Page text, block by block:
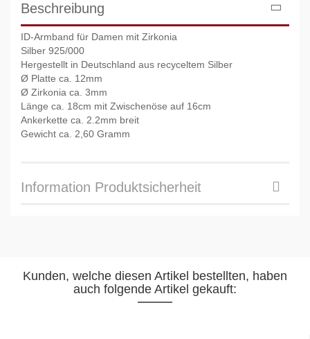
Beschreibung
ID-Armband für Damen mit Zirkonia
Silber 925/000
Hergestellt in Deutschland aus recyceltem Silber
Ø Platte ca. 12mm
Ø Zirkonia ca. 3mm
Länge ca. 18cm mit Zwischenöse auf 16cm
Ankerkette ca. 2.2mm breit
Gewicht ca. 2,60 Gramm
Information Produktsicherheit
Kunden, welche diesen Artikel bestellten, haben
auch folgende Artikel gekauft: